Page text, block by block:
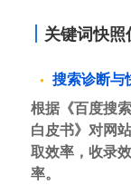
关键词快照
搜索诊断与
根据《百度搜
白皮书》对网
取效率，收录
率。